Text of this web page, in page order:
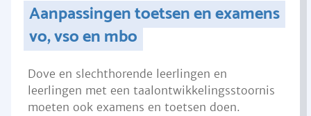
Aanpassingen toetsen en examens
vo, vso en mbo
Dove en slechthorende leerlingen en
leerlingen met een taalontwikkelingsstoornis
moeten ook examens en toetsen doen.